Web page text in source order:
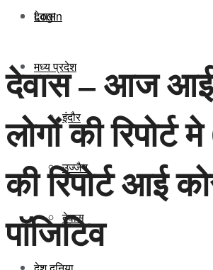
Login
देवास
मध्य प्रदेश
इंदौर
उज्जैन
देवास
देवास – आज
लोगों की रिपोर्ट
की रिपोर्ट आई
पॉजिटिव